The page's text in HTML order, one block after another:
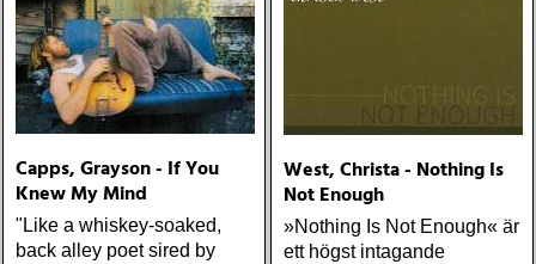
Capps, Grayson - If You
Knew My Mind
"Like a whiskey-soaked,
back alley poet sired by
West, Christa - Nothing Is
Not Enough
»Nothing Is Not Enough« är
ett högst intagande